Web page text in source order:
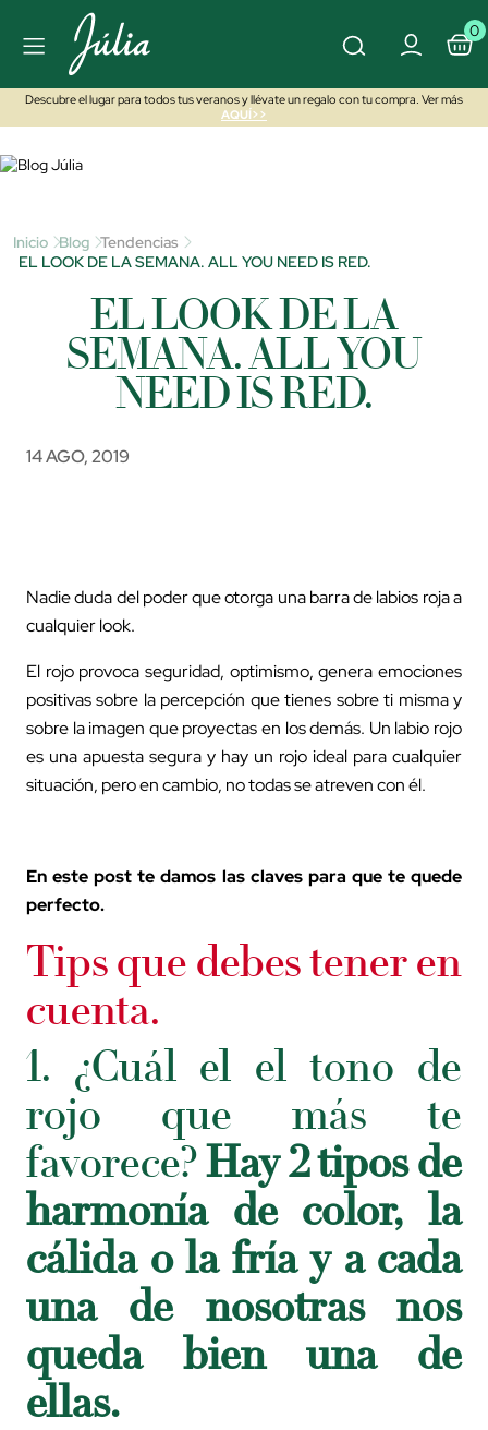
0
Descubre el lugar para todos tus veranos y llévate un regalo con tu compra. Ver más
AQUÍ>>
Inicio Blog Tendencias
EL LOOK DE LA SEMANA. ALL YOU NEED IS RED.
EL LOOK DE LA
SEMANA. ALL YOU
NEED IS RED.
14 AGO, 2019
Nadie duda del poder que otorga una barra de labios roja a
cualquier look.
El rojo provoca seguridad, optimismo, genera emociones
positivas sobre la percepción que tienes sobre ti misma y
sobre la imagen que proyectas en los demás. Un labio rojo
es una apuesta segura y hay un rojo ideal para cualquier
situación, pero en cambio, no todas se atreven con él.
En este post te damos las claves para que te quede
perfecto.
Tips que debes tener en
cuenta.
1. ¿Cuál el el tono de
rojo que más te
favorece?Hay 2 tipos de
harmonía de color, la
cálida o la fría y a cada
una de nosotras nos
queda bien una de
ellas.